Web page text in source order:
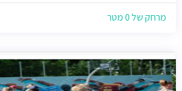
מרחק של 0 מטר